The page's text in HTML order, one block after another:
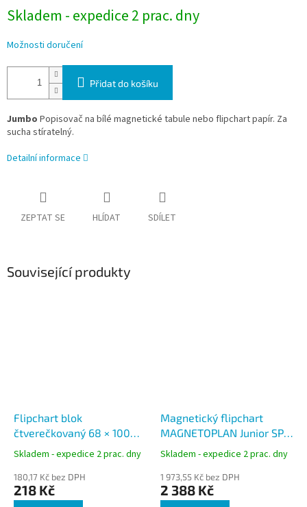
Skladem - expedice 2 prac. dny
Možnosti doručení
Přidat do košíku
Jumbo Popisovač na bílé magnetické tabule nebo flipchart papír. Za
sucha stíratelný.
Detailní informace
ZEPTAT SE HLÍDAT SDÍLET
Související produkty
Flipchart blok
čtverečkovaný 68 × 100
cm, 25 listů, rastr 2,5 × 2,5
Skladem - expedice 2 prac. dny
180,17 Kč bez DPH
218 Kč
Magnetický flipchart
MAGNETOPLAN Junior SP,
stativový, lakovaný
magnetický povrch, 70 ×
100 cm
Skladem - expedice 2 prac. dny
1 973,55 Kč bez DPH
2 388 Kč